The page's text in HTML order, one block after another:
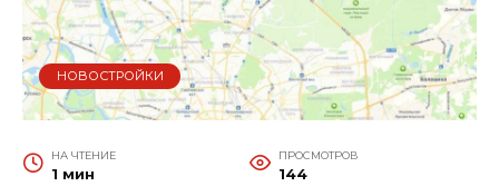
НОВОСТРОЙКИ
НА ЧТЕНИЕ
1 мин
ПРОСМОТРОВ
144